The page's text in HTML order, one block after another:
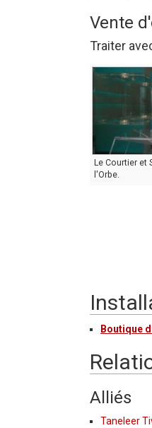
Vente
Traiter
Le Courtier et
l'Orbe.
Boutique
Alliés
Taneleer